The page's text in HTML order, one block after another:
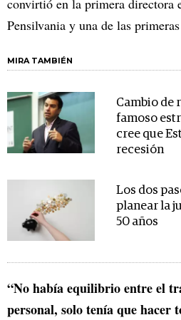
convirtió en la primera directora
Pensilvania y una de las
MIRA TAMBIÉN
Cambio de
famoso
cree que
recesión
Los dos
planear la
50 años
“No había equilibrio entre el
personal, solo tenía que hacer